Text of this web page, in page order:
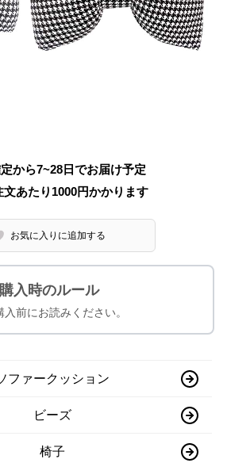
から7~28日でお届け予定
あたり 1000円かかります
お気に入りに追加する
購入時のルール
入前にお読みください。
ファークッション
ビーズ
椅子